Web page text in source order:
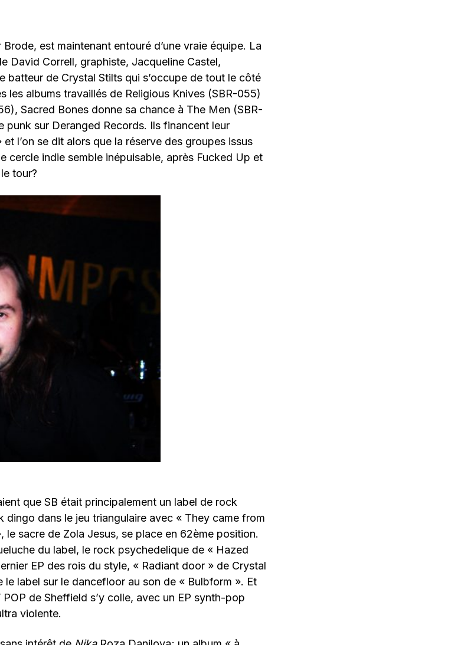
est maintenant entouré d’une vraie équipe. La
David Correll, graphiste, Jacqueline Castel,
batteur de Crystal Stilts qui s’occupe de tout le côté
les albums travaillés de Religious Knives (SBR-055)
Sacred Bones donne sa chance à The Men (SBR-
punk sur Deranged Records. Ils financent leur
l’on se dit alors que la réserve des groupes issus
cercle indie semble inépuisable, après Fucked Up et
tour?
que SB était principalement un label de rock
dans le jeu triangulaire avec « They came from
le sacre de Zola Jesus, se place en 62ème position.
du label, le rock psychedelique de « Hazed
EP des rois du style, « Radiant door » de Crystal
le label sur le dancefloor au son de « Bulbform ». Et
de Sheffield s’y colle, avec un EP synth-pop
violente.